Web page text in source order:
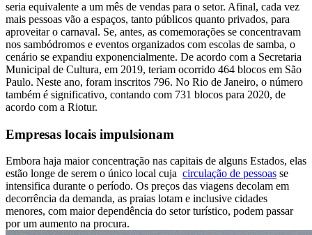
seria equivalente a um mês de vendas para o setor. Afinal, cada vez
mais pessoas vão a espaços, tanto públicos quanto privados, para
aproveitar o carnaval. Se, antes, as comemorações se concentravam
nos sambódromos e eventos organizados com escolas de samba, o
cenário se expandiu exponencialmente. De acordo com a Secretaria
Municipal de Cultura, em 2019, teriam ocorrido 464 blocos em São
Paulo. Neste ano, foram inscritos 796. No Rio de Janeiro, o número
também é significativo, contando com 731 blocos para 2020, de
acordo com a Riotur.
Empresas locais impulsionam
Embora haja maior concentração nas capitais de alguns Estados, elas
estão longe de serem o único local cuja circulação de pessoas se
intensifica durante o período. Os preços das viagens decolam em
decorrência da demanda, as praias lotam e inclusive cidades
menores, com maior dependência do setor turístico, podem passar
por um aumento na procura.